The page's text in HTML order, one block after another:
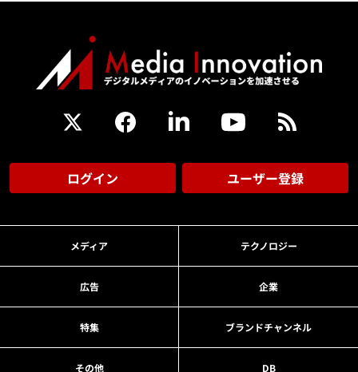
ログイン ユーザー登録
メディア テクノロジー
広告 企業
特集 ブランドチャンネル
その他 DB